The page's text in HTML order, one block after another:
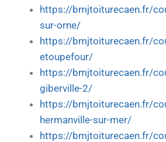
https://bmjtoiturecaen.fr/
sur-orne/
https://bmjtoiturecaen.fr/
etoupefour/
https://bmjtoiturecaen.fr/
giberville-2/
https://bmjtoiturecaen.fr/
hermanville-sur-mer/
https://bmjtoiturecaen.fr/